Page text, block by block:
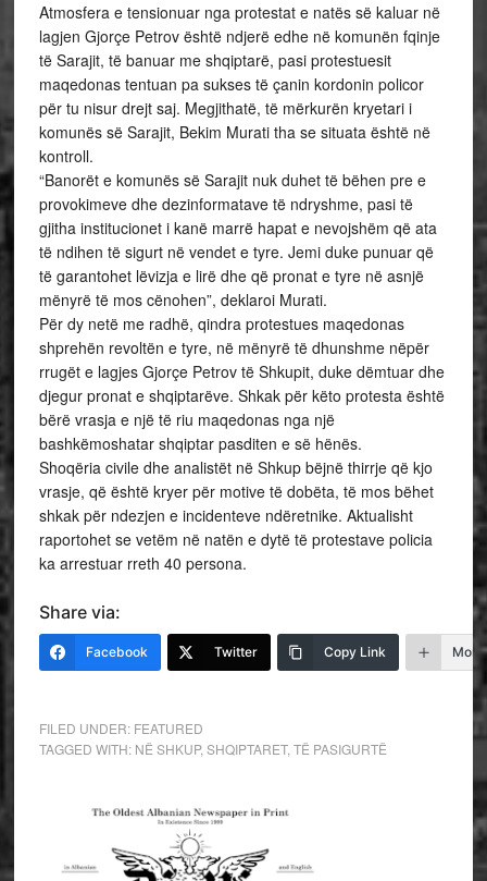
Atmosfera e tensionuar nga protestat e natës së kaluar në
lagjen Gjorçe Petrov është ndjerë edhe në komunën fqinje
të Sarajit, të banuar me shqiptarë, pasi protestuesit
maqedonas tentuan pa sukses të çanin kordonin policor
për tu nisur drejt saj. Megjithatë, të mërkurën kryetari i
komunës së Sarajit, Bekim Murati tha se situata është në
kontroll.
“Banorët e komunës së Sarajit nuk duhet të bëhen pre e
provokimeve dhe dezinformatave të ndryshme, pasi të
gjitha institucionet i kanë marrë hapat e nevojshëm që ata
të ndihen të sigurt në vendet e tyre. Jemi duke punuar që
të garantohet lëvizja e lirë dhe që pronat e tyre në asnjë
mënyrë të mos cënohen”, deklaroi Murati.
Për dy netë me radhë, qindra protestues maqedonas
shprehën revoltën e tyre, në mënyrë të dhunshme nëpër
rrugët e lagjes Gjorçe Petrov të Shkupit, duke dëmtuar dhe
djegur pronat e shqiptarëve. Shkak për këto protesta është
bërë vrasja e një të riu maqedonas nga një
bashkëmoshatar shqiptar pasditen e së hënës.
Shoqëria civile dhe analistët në Shkup bëjnë thirrje që kjo
vrasje, që është kryer për motive të dobëta, të mos bëhet
shkak për ndezjen e incidenteve ndëretnike. Aktualisht
raportohet se vetëm në natën e dytë të protestave policia
ka arrestuar rreth 40 persona.
Share via:
Facebook Twitter Copy Link More
FILED UNDER: FEATURED
TAGGED WITH: NË SHKUP, SHQIPTARET, TË PASIGURTË